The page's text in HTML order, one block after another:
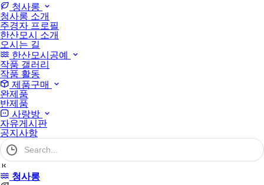
light청사롱
청사롱 소개
주경자 프로필
한산모시 소개
오시는 길
한산모시공예
작품 갤러리
작품 활동
제품구매
완제품
반제품
사랑방
자유게시판
공지사항
검
색
어
필
수 청사롱